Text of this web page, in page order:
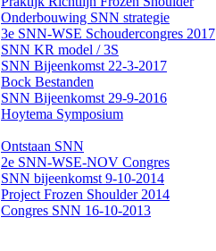
Onderbouwing SNN strategie
3e SNN-WSE Schoudercongres 2017
SNN KR model / 3S
SNN Bijeenkomst 22-3-2017
Bock Bestanden
SNN Bijeenkomst 29-9-2016
Hoytema Symposium
Ontstaan SNN
2e SNN-WSE-NOV Congres
SNN bijeenkomst 9-10-2014
Project Frozen Shoulder 2014
Congres SNN 16-10-2013